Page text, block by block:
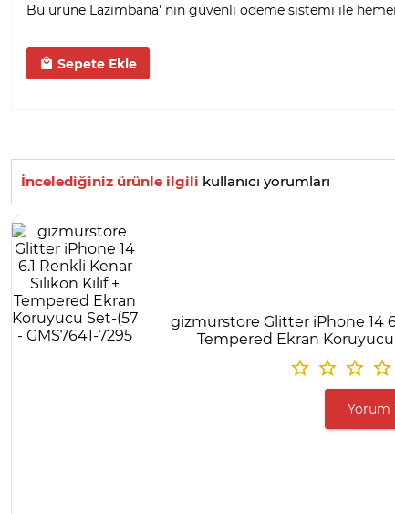
Bu ürüne Lazımbana' nın güvenli ödeme sistemi ile
Sepete Ekle
İncelediğiniz ürünle ilgili kullanıcı yorumları
gizmurstore Glitter iPhone 14
Tempered Ekran Koruyucu
Yorum